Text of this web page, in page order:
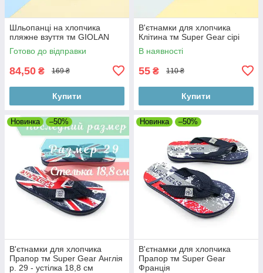
Шльопанці на хлопчика
пляжне взуття тм GIOLAN
Готово до відправки
84,50 ₴ 169 ₴
Купити
В'єтнамки для хлопчика
Клітина тм Super Gear сірі
В наявності
55 ₴ 110 ₴
Купити
Новинка –50%
В'єтнамки для хлопчика
Прапор тм Super Gear Англія
р. 29 - устілка 18,8 см
Новинка –50%
В'єтнамки для хлопчика
Прапор тм Super Gear
Франція